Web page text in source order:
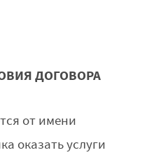
ДОГОВОРА
от имени
оказать услуги